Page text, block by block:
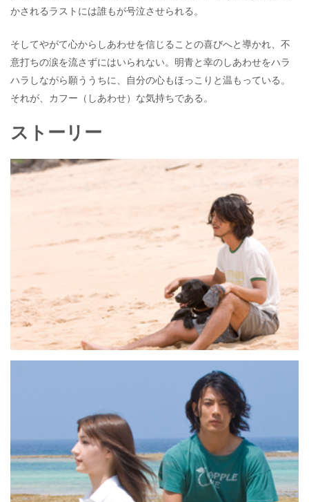
かされるラストには誰もが号泣させられる。
そしてやがて心からしあわせを信じることの喜びへと導かれ、不
意打ちの涙を流さずにはいられない。明青と幸のしあわせをハラ
ハラしながら願ううちに、自分の心もほっこりと温もっている。
それが、カフー（しあわせ）な気持ちである。
ストーリー